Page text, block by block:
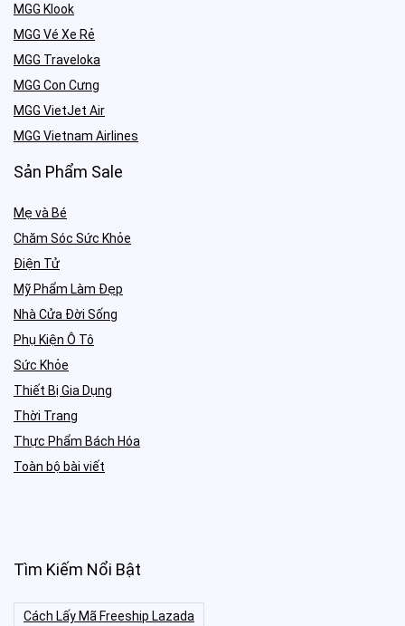
MGG Klook
MGG Vé Xe Rẻ
MGG Traveloka
MGG Con Cưng
MGG VietJet Air
MGG Vietnam Airlines
Sản Phẩm Sale
Mẹ và Bé
Chăm Sóc Sức Khỏe
Điện Tử
Mỹ Phẩm Làm Đẹp
Nhà Cửa Đời Sống
Phụ Kiện Ô Tô
Sức Khỏe
Thiết Bị Gia Dụng
Thời Trang
Thực Phẩm Bách Hóa
Toàn bộ bài viết
Tìm Kiếm Nổi Bật
Cách Lấy Mã Freeship Lazada